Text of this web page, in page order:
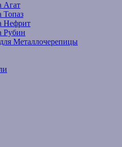
Агат
Топаз
Нефрит
Рубин
Металлочерепицы